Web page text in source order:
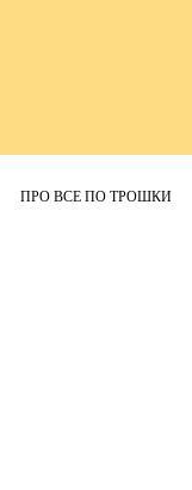
ПРО ВСЕ ПО ТРОШКИ